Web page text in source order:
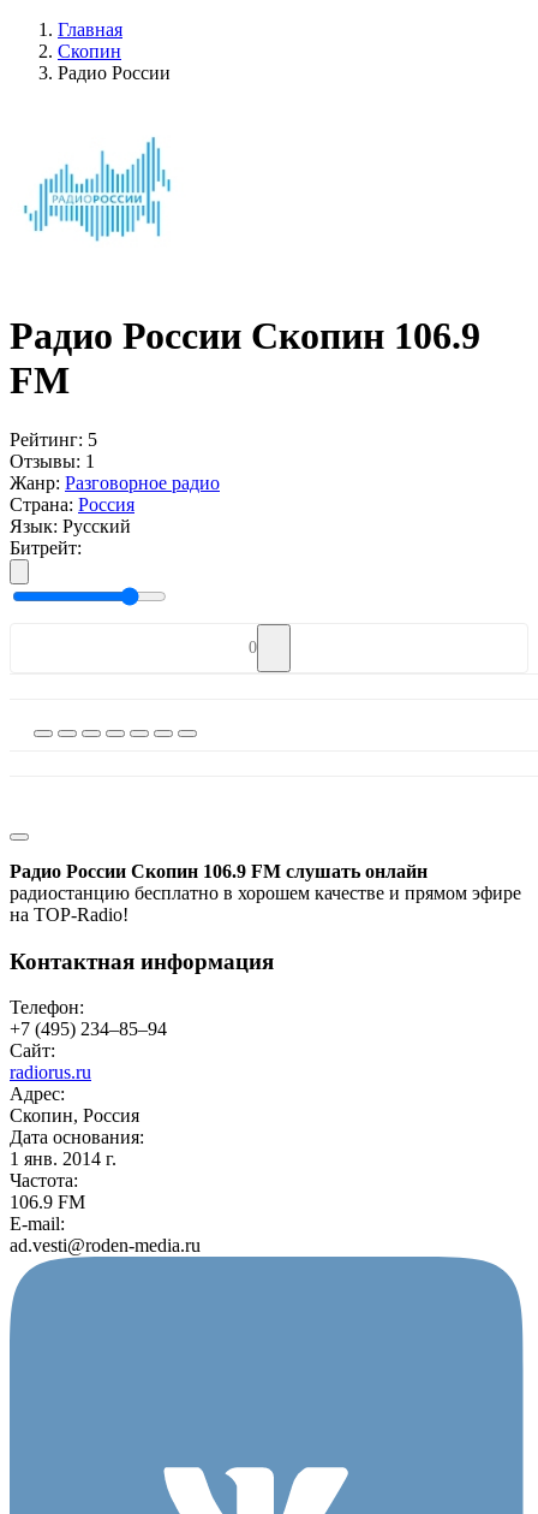
Главная
Скопин
Радио России
Радио России Скопин 106.9
FM
Рейтинг: 5
Отзывы: 1
Жанр: Разговорное радио
Страна: Россия
Язык: Русский
Битрейт:
0
Радио России Скопин 106.9 FM слушать онлайн
радиостанцию бесплатно в хорошем качестве и прямом эфире
на TOP-Radio!
Контактная информация
Телефон:
+7 (495) 234‒85‒94
Сайт:
radiorus.ru
Адрес:
Скопин, Россия
Дата основания:
1 янв. 2014 г.
Частота:
106.9 FM
E-mail:
ad.vesti@roden-media.ru